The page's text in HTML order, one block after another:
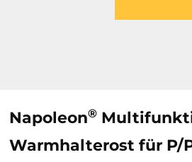
Napoleon®
Warmhalterost für P/